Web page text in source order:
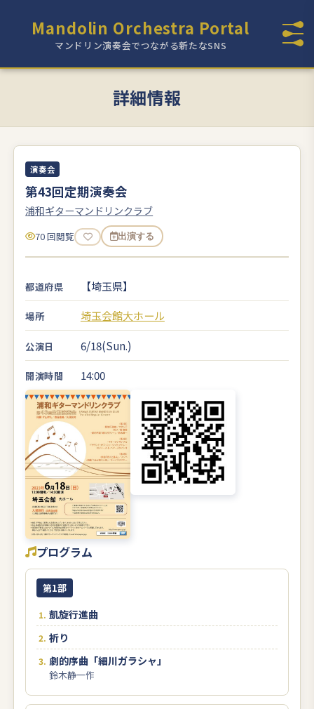
Mandolin Orchestra Portal
マンドリン演奏会でつながる新たなSNS
詳細情報
演奏会
第43回定期演奏会
浦和ギターマンドリンクラブ
70 回閲覧 出演する
都道府県 【埼玉県】
場所 埼玉会館大ホール
公演日 6/18(Sun.)
開演時間 14:00
プログラム
第1部
凱旋行進曲
祈り
劇的序曲「細川ガラシャ」
鈴木静一作